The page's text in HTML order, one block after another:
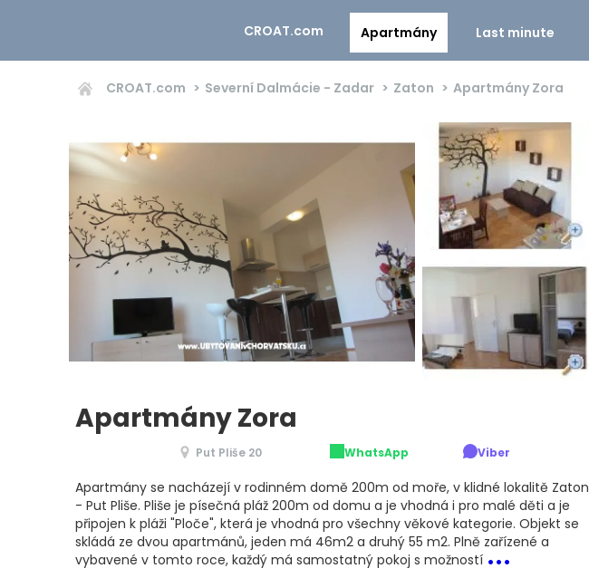
CROAT.com Apartmány Last minute
CROAT.com Severní Dalmácie - Zadar Zaton Apartmány Zora
Apartmány Zora
Put Pliše 20 WhatsApp Viber
Apartmány se nacházejí v rodinném domě 200m od moře, v klidné lokalitě Zaton
- Put Pliše. Pliše je písečná pláž 200m od domu a je vhodná i pro malé děti a je
připojen k pláži "Ploče", která je vhodná pro všechny věkové kategorie. Objekt se
skládá ze dvou apartmánů, jeden má 46m2 a druhý 55 m2. Plně zařízené a
vybavené v tomto roce, každý má samostatný pokoj s možností ...